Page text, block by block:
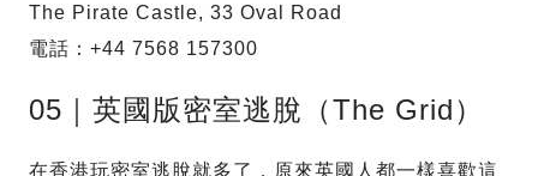
The Pirate Castle, 33 Oval Road
電話：+44 7568 157300
05｜英國版密室逃脫（The Grid）
在香港玩密室逃脫就多了，原來英國人都一樣喜歡這